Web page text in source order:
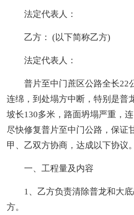
法定代表人：
乙方： (以下简称乙方)
法定代表人：
普片至中门蔗区公路全长22
连绵，到处塌方中断，特别是普
坡长130多米，路面坍塌严重，
尽快修复普片至中门公路，保证
甲、乙双方协商，达成以下协议。
一、工程量及内容
1、乙方负责清除普龙和大底
方。